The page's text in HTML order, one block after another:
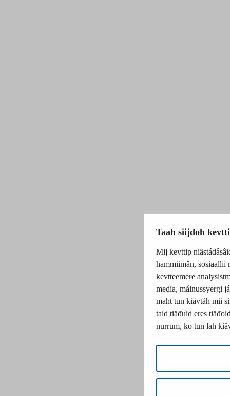
Taah siijđoh
Mij kevttip
hammiimân, sosiaallii
kevtteemere
media, máinussyergi
maht tun kiävtáh mii
taid tiäđuid eres
nurrum, ko tun lah